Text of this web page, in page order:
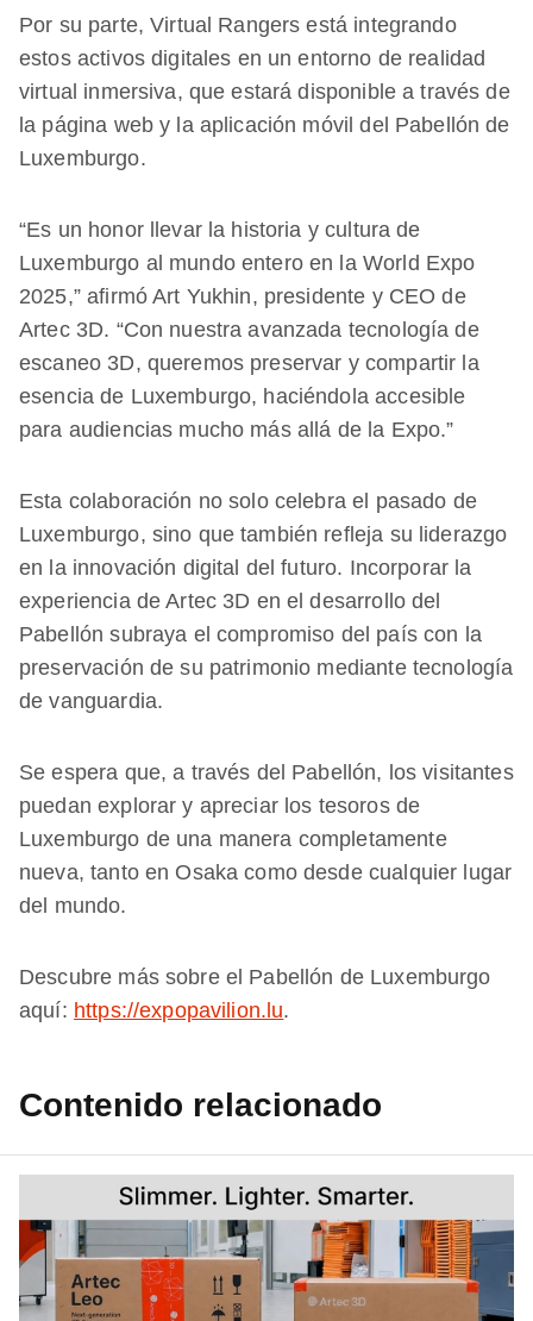
Por su parte, Virtual Rangers está integrando
estos activos digitales en un entorno de realidad
virtual inmersiva, que estará disponible a través de
la página web y la aplicación móvil del Pabellón de
Luxemburgo.
“Es un honor llevar la historia y cultura de
Luxemburgo al mundo entero en la World Expo
2025,” afirmó Art Yukhin, presidente y CEO de
Artec 3D. “Con nuestra avanzada tecnología de
escaneo 3D, queremos preservar y compartir la
esencia de Luxemburgo, haciéndola accesible
para audiencias mucho más allá de la Expo.”
Esta colaboración no solo celebra el pasado de
Luxemburgo, sino que también refleja su liderazgo
en la innovación digital del futuro. Incorporar la
experiencia de Artec 3D en el desarrollo del
Pabellón subraya el compromiso del país con la
preservación de su patrimonio mediante tecnología
de vanguardia.
Se espera que, a través del Pabellón, los visitantes
puedan explorar y apreciar los tesoros de
Luxemburgo de una manera completamente
nueva, tanto en Osaka como desde cualquier lugar
del mundo.
Descubre más sobre el Pabellón de Luxemburgo
aquí: https://expopavilion.lu.
Contenido relacionado